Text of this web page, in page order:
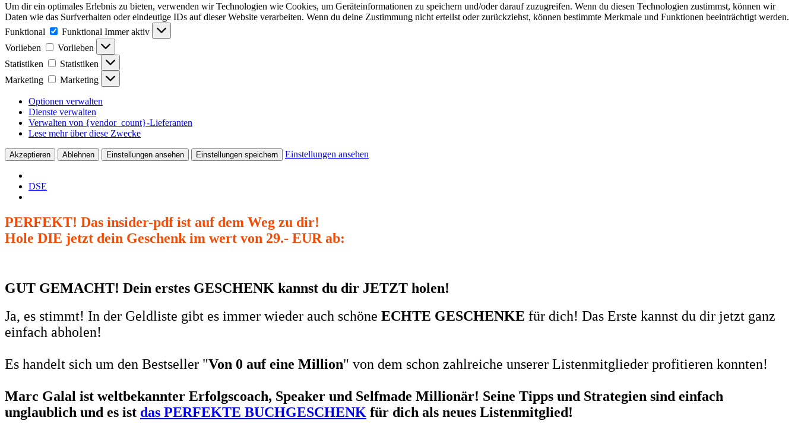
Um dir ein optimales Erlebnis zu bieten, verwenden wir Technologien wie Cookies, um Geräteinformationen zu speichern und/oder darauf zuzugreifen. Wenn du diesen Technologien zustimmst, können wir
Daten wie das Surfverhalten oder eindeutige IDs auf dieser Website verarbeiten. Wenn du deine Zustimmung nicht erteilst oder zurückziehst, können bestimmte Merkmale und Funktionen beeinträchtigt werden.
Funktional
Funktional Immer aktiv
Vorlieben
Vorlieben
Statistiken
Statistiken
Marketing
Marketing
Optionen verwalten
Dienste verwalten
Verwalten von {vendor_count}-Lieferanten
Lese mehr über diese Zwecke
Akzeptieren Ablehnen Einstellungen ansehen Einstellungen speichern Einstellungen ansehen
DSE
PERFEKT! Das insider-pdf ist auf dem Weg zu dir!
Hole DIE jetzt dein Geschenk im wert von 29.- EUR ab:
GUT GEMACHT! Dein erstes GESCHENK kannst du dir JETZT holen!
Ja, es stimmt! In der Geldliste gibt es immer wieder auch schöne ECHTE GESCHENKE für dich! Das Erste kannst du dir jetzt ganz
einfach abholen!
Es handelt sich um den Bestseller "Von 0 auf eine Million" von dem schon zahlreiche unserer Listenmitglieder profitieren konnten!
Marc Galal ist weltbekannter Erfolgscoach, Speaker und Selfmade Millionär! Seine Tipps und Strategien sind einfach
unglaublich und es ist das PERFEKTE BUCHGESCHENK für dich als neues Listenmitglied!